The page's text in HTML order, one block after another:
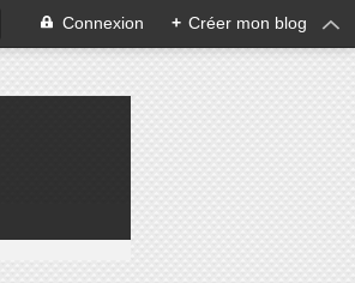
Connexion + Créer mon blog